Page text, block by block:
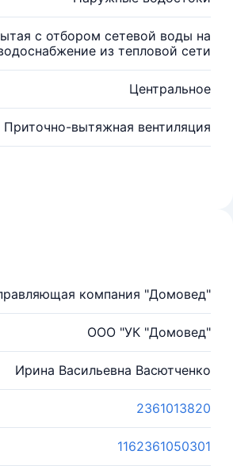
с отбором сетевой воды на
из тепловой сети
Центральное
Приточно-вытяжная вентиляция
компания "Домовед"
ООО "УК "Домовед"
Ирина Васильевна Васютченко
2361013820
1162361050301